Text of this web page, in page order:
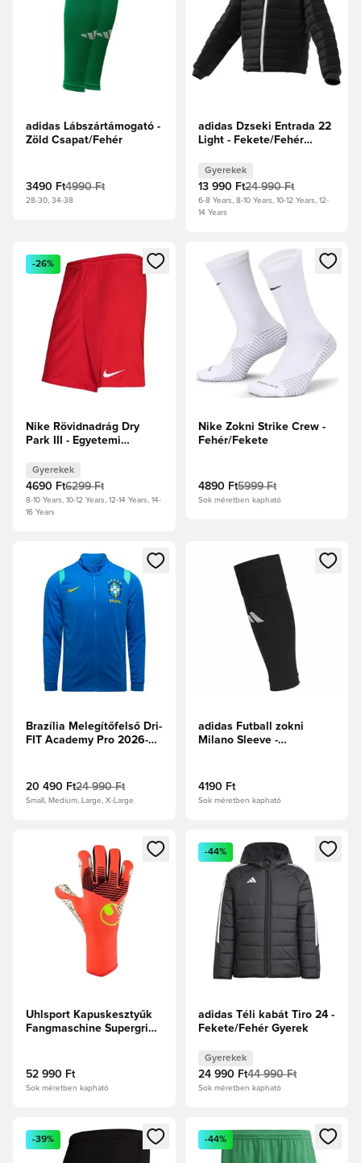
adidas Lábszártámogató -
Zöld Csapat/Fehér
3490 Ft4990 Ft
28-30, 34-38
adidas Dzseki Entrada 22
Light - Fekete/Fehér
Gyerekek
13 990 Ft24 990 Ft
6-8 Years, 8-10 Years, 10-12 Years, 12-
14 Years
Megnyit egy modált a bejelentkezéshez vagy a tagként
-26%
Nike Rövidnadrág Dry
Park III - Egyetemi
Gyerekek
4690 Ft6299 Ft
8-10 Years, 10-12 Years, 12-14 Years, 14-
16 Years
Megnyit egy modált a
Nike Zokni Strike Crew -
Fehér/Fekete
4890 Ft5999 Ft
Sok méretben kapható
Megnyit egy modált a bejelentkezéshez vagy a tagként
Brazília Melegítőfelső Dri-
FIT Academy Pro 2026-os
Gold/Világos menta
20 490 Ft24 990 Ft
Small, Medium, Large, X-Large
Megnyit egy modált a
adidas Futball zokni
Milano Sleeve -
4190 Ft
Sok méretben kapható
Megnyit egy modált a bejelentkezéshez vagy a tagként
Uhlsport Kapuskesztyűk
Fangmaschine Supergrip+
52 990 Ft
Sok méretben kapható
Megnyit egy modált a
-44%
adidas Téli kabát Tiro 24 -
Fekete/Fehér Gyerek
Gyerekek
24 990 Ft44 990 Ft
Sok méretben kapható
Megnyit egy modált a bejelentkezéshez vagy a tagként
-39%
Megnyit egy modált a
-44%